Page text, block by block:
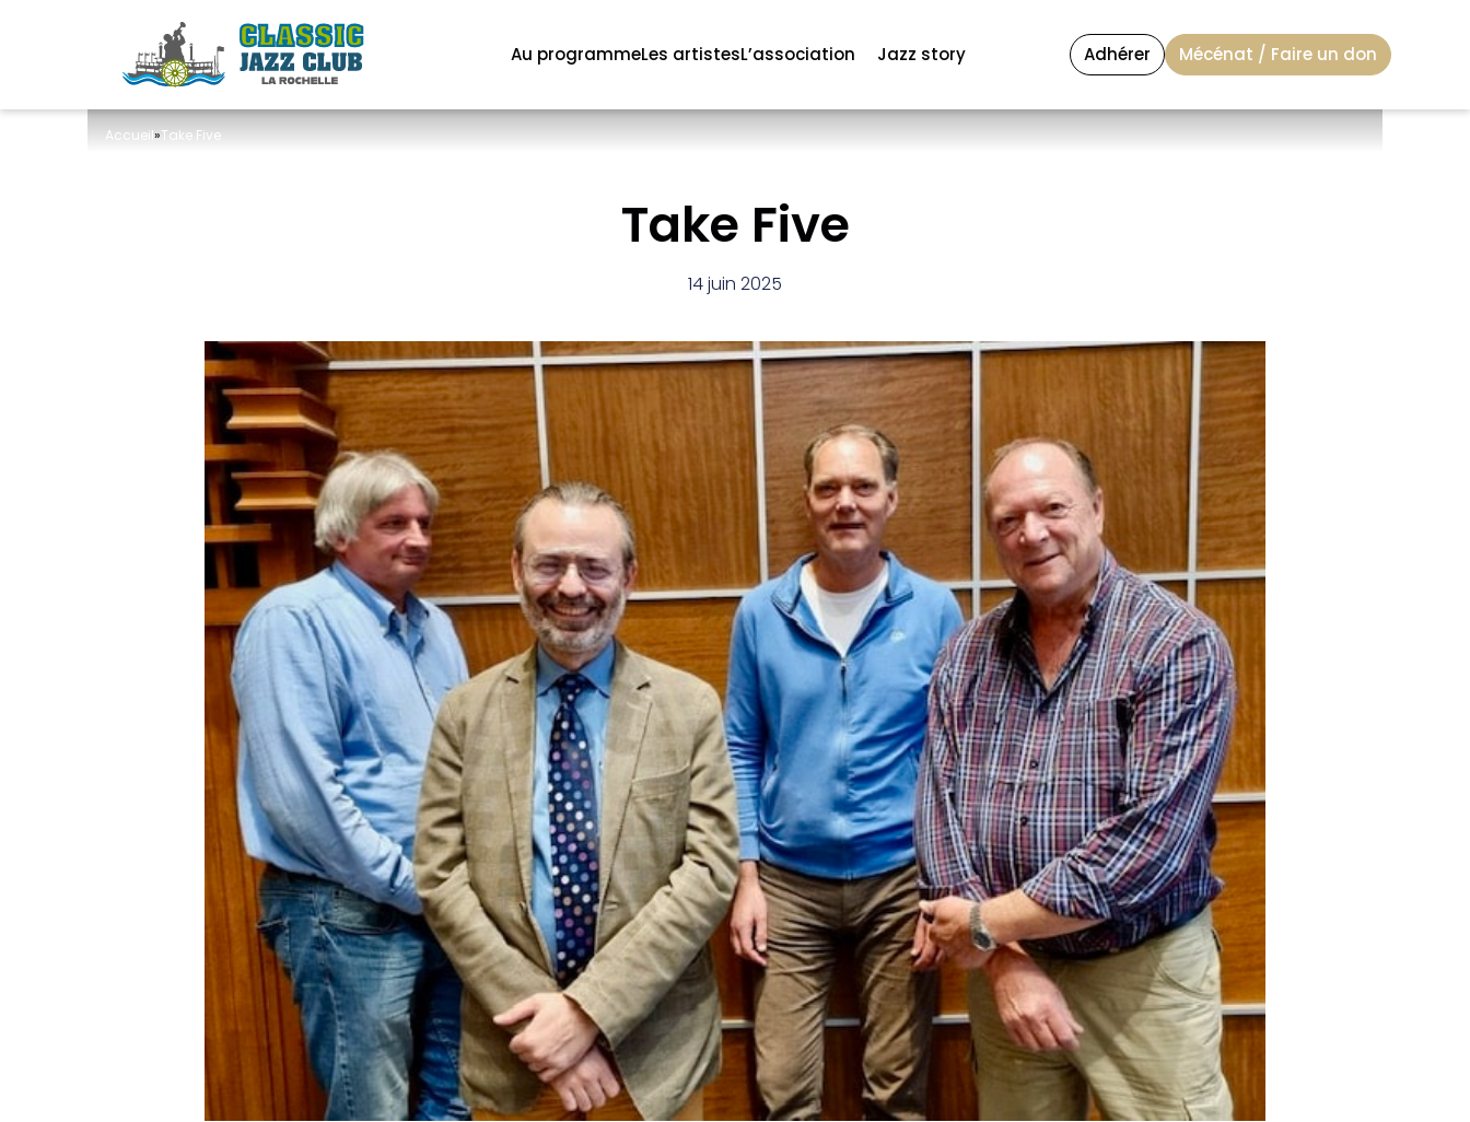
Au programmeLes artistesL’association Jazz story Adhérer Mécénat / Faire un don
Accueil»Take Five
Take Five
14 juin 2025